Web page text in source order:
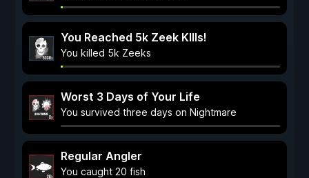
You Reached 5k Zeek KIlls!
You killed 5k Zeeks
Worst 3 Days of Your Life
You survived three days on Nightmare
Regular Angler
You caught 20 fish